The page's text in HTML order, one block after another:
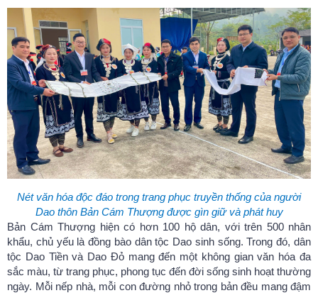
Nét văn hóa độc đáo trong trang phục truyền thống của người
Dao thôn Bản Cám Thượng được gìn giữ và phát huy
Bản Cám Thượng hiện có hơn 100 hộ dân, với trên 500 nhân
khẩu, chủ yếu là đồng bào dân tộc Dao sinh sống. Trong đó, dân
tộc Dao Tiền và Dao Đỏ mang đến một không gian văn hóa đa
sắc màu, từ trang phục, phong tục đến đời sống sinh hoạt thường
ngày. Mỗi nếp nhà, mỗi con đường nhỏ trong bản đều mang đậm